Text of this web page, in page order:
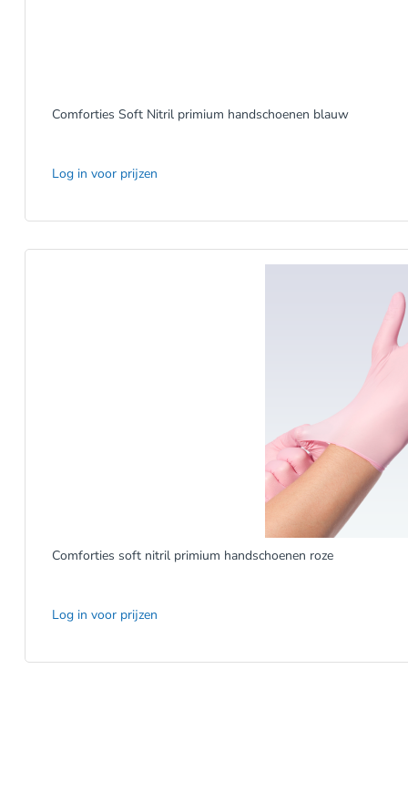
Comforties Soft Nitril primium handschoenen blauw
Log in voor prijzen
Comforties soft nitril primium handschoenen roze
Log in voor prijzen